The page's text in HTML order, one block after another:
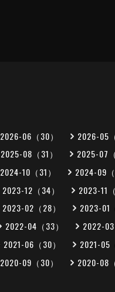
2026-06（30） 2026-05
2025-08（31） 2025-07（
2024-10（31） 2024-09（
2023-12（34） 2023-11
2023-02（28） 2023-01
2022-04（33） 2022-03
2021-06（30） 2021-05
2020-09（30） 2020-08